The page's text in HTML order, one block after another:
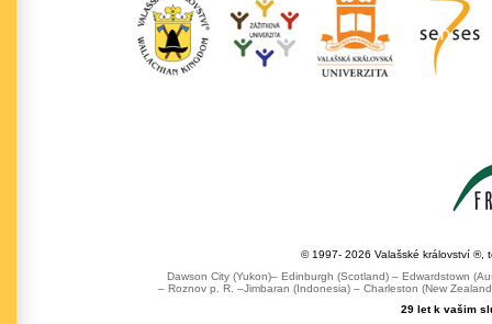
© 1997- 2026 Valašské království ®,
Dawson City (Yukon)– Edinburgh (Scotland) – Edwardstown
– Roznov p. R. –Jimbaran (Indonesia) – Charleston (New
29 let k vašim